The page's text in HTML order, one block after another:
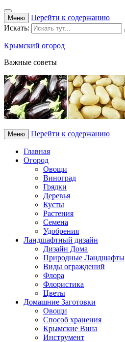
Меню
Перейти к содержанию
Искать:
Крымский огород
Важные советы
Меню Перейти к содержанию
Главная
Огород
Овощи
Виноград
Грядки
Деревья
Кусты
Растения
Семена
Удобрения
Ландшафтный дизайн
Дизайн Дома
Природные Ландшафты
Виды ограждений
Флора
Флористика
Цветы
Домашние Заготовки
Овощи
Способ хранения
Крымские Вина
Инструмент